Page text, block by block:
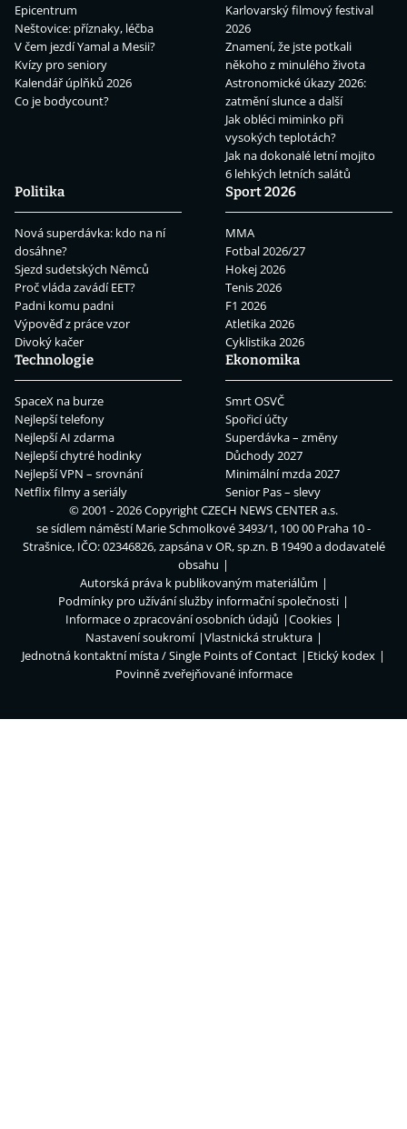
Epicentrum
Neštovice: příznaky, léčba
V čem jezdí Yamal a Mesii?
Kvízy pro seniory
Kalendář úplňků 2026
Co je bodycount?
Karlovarský filmový festival
2026
Znamení, že jste potkali
někoho z minulého života
Astronomické úkazy 2026:
zatmění slunce a další
Jak obléci miminko při
vysokých teplotách?
Jak na dokonalé letní mojito
6 lehkých letních salátů
Politika
Nová superdávka: kdo na ní
dosáhne?
Sjezd sudetských Němců
Proč vláda zavádí EET?
Padni komu padni
Výpověď z práce vzor
Divoký kačer
Sport 2026
MMA
Fotbal 2026/27
Hokej 2026
Tenis 2026
F1 2026
Atletika 2026
Cyklistika 2026
Technologie
SpaceX na burze
Nejlepší telefony
Nejlepší AI zdarma
Nejlepší chytré hodinky
Nejlepší VPN – srovnání
Netflix filmy a seriály
Ekonomika
Smrt OSVČ
Spořicí účty
Superdávka – změny
Důchody 2027
Minimální mzda 2027
Senior Pas – slevy
© 2001 - 2026 CopyrightCZECH NEWS CENTER a.s.
se sídlem náměstí Marie Schmolkové 3493/1, 100 00 Praha 10 -
Strašnice, IČO: 02346826, zapsána v OR, sp.zn. B 19490 a dodavatelé
obsahu
Autorská práva k publikovaným materiálům
Podmínky pro užívání služby informační společnosti
Informace o zpracování osobních údajů
Cookies
Nastavení soukromí
Vlastnická struktura
Jednotná kontaktní místa / Single Points of Contact
Etický kodex
Povinně zveřejňované informace